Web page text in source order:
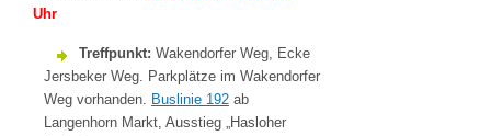
Uhr
Treffpunkt: Wakendorfer Weg, Ecke
Jersbeker Weg. Parkplätze im Wakendorfer
Weg vorhanden. Buslinie 192 ab
Langenhorn Markt, Ausstieg „Hasloher